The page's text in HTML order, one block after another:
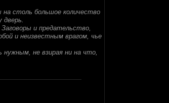
столь большое количество
дверь.
и предательство,
и неизвестным врагом, чье
не взирая ни на что,